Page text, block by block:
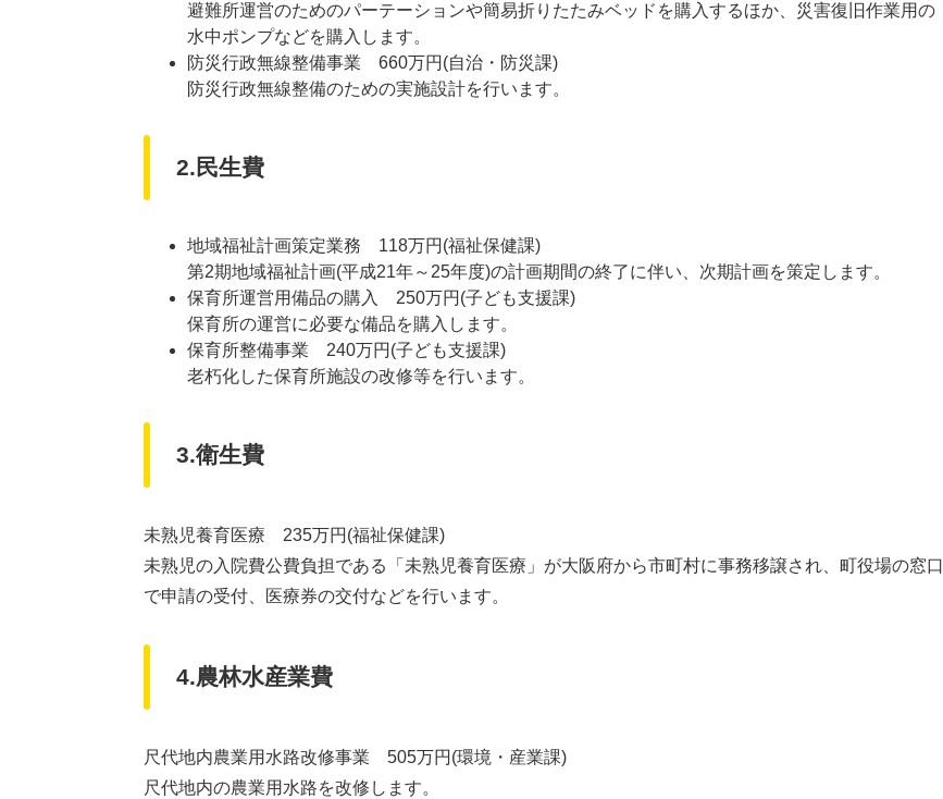
避難所運営のためのパーテーションや簡易折りたたみベッドを購入するほか、災害復旧作業用の
水中ポンプなどを購入します。
防災行政無線整備事業 660万円(自治・防災課)
防災行政無線整備のための実施設計を行います。
2.民生費
地域福祉計画策定業務 118万円(福祉保健課)
第2期地域福祉計画(平成21年～25年度)の計画期間の終了に伴い、次期計画を策定します。
保育所運営用備品の購入 250万円(子ども支援課)
保育所の運営に必要な備品を購入します。
保育所整備事業 240万円(子ども支援課)
老朽化した保育所施設の改修等を行います。
3.衛生費
未熟児養育医療 235万円(福祉保健課)
未熟児の入院費公費負担である「未熟児養育医療」が大阪府から市町村に事務移譲され、町役場の窓口
で申請の受付、医療券の交付などを行います。
4.農林水産業費
尺代地内農業用水路改修事業 505万円(環境・産業課)
尺代地内の農業用水路を改修します。